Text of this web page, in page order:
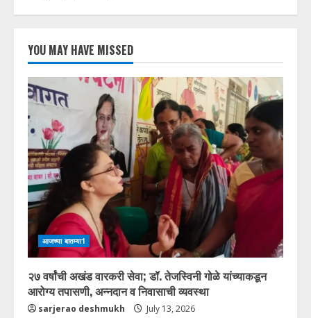
YOU MAY HAVE MISSED
आजच्या बातम्या1
२७ वर्षांची अखंड वारकरी सेवा; डॉ. तेजस्विनी गोळे यांच्याकडून
आरोग्य तपासणी, अन्नदान व निवासाची व्यवस्था
sarjerao deshmukh July 13, 2026